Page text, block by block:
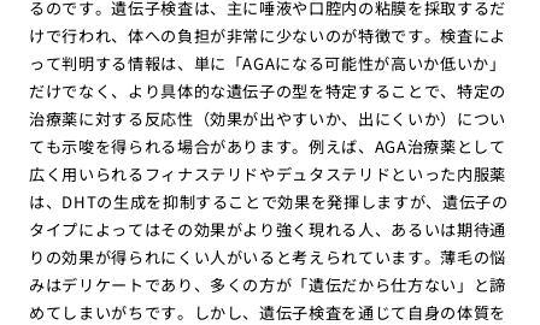
るのです。遺伝子検査は、主に唾液や口腔内の粘膜を採取するだ
けで行われ、体への負担が非常に少ないのが特徴です。検査によ
って判明する情報は、単に「AGAになる可能性が高いか低いか」
だけでなく、より具体的な遺伝子の型を特定することで、特定の
治療薬に対する反応性（効果が出やすいか、出にくいか）につい
ても示唆を得られる場合があります。例えば、AGA治療薬として
広く用いられるフィナステリドやデュタステリドといった内服薬
は、DHTの生成を抑制することで効果を発揮しますが、遺伝子の
タイプによってはその効果がより強く現れる人、あるいは期待通
りの効果が得られにくい人がいると考えられています。薄毛の悩
みはデリケートであり、多くの方が「遺伝だから仕方ない」と諦
めてしまいがちです。しかし、遺伝子検査を通じて自身の体質を